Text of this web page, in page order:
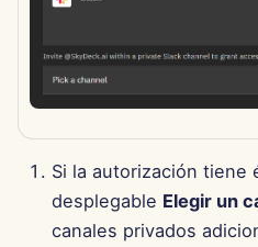
12 de julio de 2024
5 de julio de 2024
21 de junio de 2024
12 de noviembre de 2023
Si la autorización tiene
desplegable Elegir un
canales privados